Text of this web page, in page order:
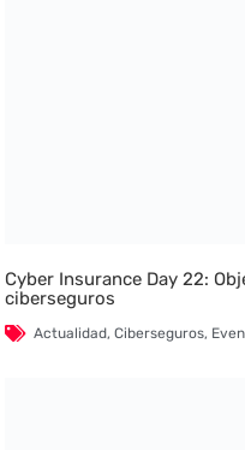
Cyber Insurance Day 22:
ciberseguros
Actualidad,Ciberseguros,